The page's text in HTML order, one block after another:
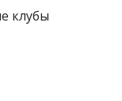
клубы